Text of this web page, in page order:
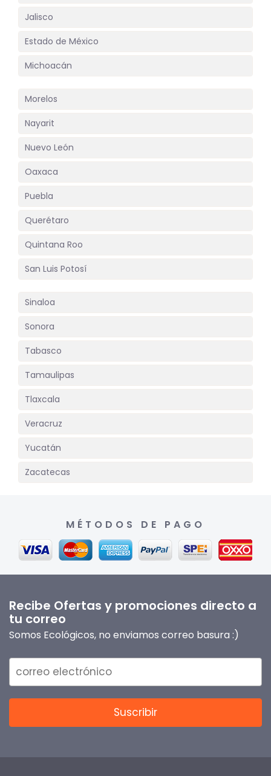
Jalisco
Estado de México
Michoacán
Morelos
Nayarit
Nuevo León
Oaxaca
Puebla
Querétaro
Quintana Roo
San Luis Potosí
Sinaloa
Sonora
Tabasco
Tamaulipas
Tlaxcala
Veracruz
Yucatán
Zacatecas
MÉTODOS DE PAGO
Recibe Ofertas y promociones directo a
tu correo
Somos Ecológicos, no enviamos correo basura :)